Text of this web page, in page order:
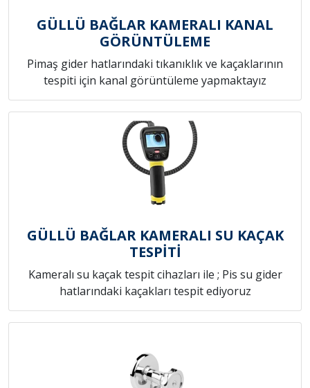
GÜLLÜ BAĞLAR KAMERALI KANAL
GÖRÜNTÜLEME
Pimaş gider hatlarındaki tıkanıklık ve kaçaklarının
tespiti için kanal görüntüleme yapmaktayız
GÜLLÜ BAĞLAR KAMERALI SU KAÇAK
TESPİTİ
Kameralı su kaçak tespit cihazları ile ; Pis su gider
hatlarındaki kaçakları tespit ediyoruz